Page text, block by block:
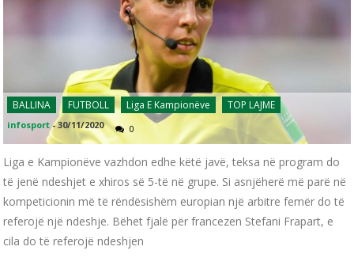
BALLINA FUTBOLL Liga E Kampionëve TOP LAJME
infosport -30/11/2020 0
Liga e Kampionëve vazhdon edhe këtë javë, teksa në program do
të jenë ndeshjet e xhiros së 5-të në grupe. Si asnjëherë më parë në
kompeticionin më të rëndësishëm europian një arbitre femër do të
referojë një ndeshje. Bëhet fjalë për francezen Stefani Frapart, e
cila do të referojë ndeshjen